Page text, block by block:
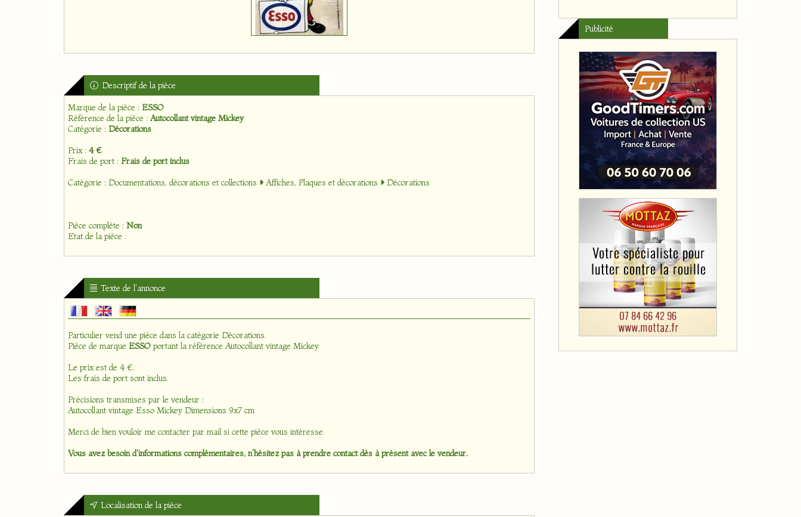
Publicité
Descriptif de la pièce
Marque de la pièce : ESSO
Référence de la pièce : Autocollant vintage Mickey
Catégorie : Décorations
Prix : 4 €
Frais de port : Frais de port inclus
Catégorie : Documentations, décorations et collections Affiches, Plaques et décorations Décorations
Pièce complète : Non
Etat de la pièce :
Texte de l'annonce
Particulier vend une pièce dans la catégorie Décorations.
Pièce de marque ESSO portant la référence Autocollant vintage Mickey
Le prix est de 4 €.
Les frais de port sont inclus.
Précisions transmises par le vendeur :
Autocollant vintage Esso Mickey Dimensions 9x7 cm
Merci de bien vouloir me contacter par mail si cette pièce vous intéresse.
Vous avez besoin d'informations complémentaires, n'hésitez pas à prendre contact dès à présent avec le vendeur.
Localisation de la pièce